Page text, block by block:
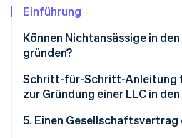
Start-up-Gründung
Climate
CO₂-Entnahme
Partner
Einführung
Können Nichtansässige in
gründen?
Schritt-für-Schritt-Anleitung
zur Gründung einer LLC in
1. Bundesstaat auswählen
5. Einen Gesellschaftsvertrag